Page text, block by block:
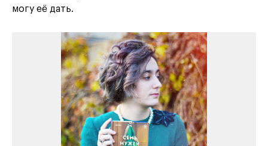
могу её дать.